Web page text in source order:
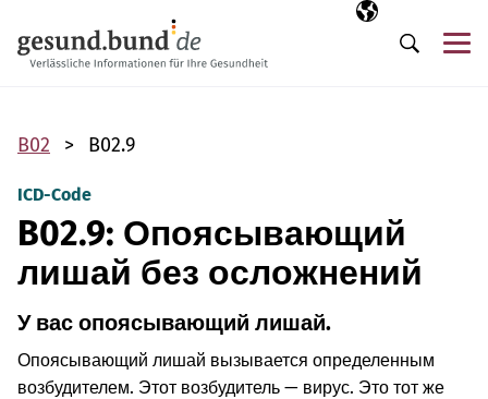
Выбранный
RU
Поиск
B02 B02.9
ICD-Code
B02.9: Опоясывающий
лишай без осложнений
У вас опоясывающий лишай.
Опоясывающий лишай вызывается определенным
возбудителем. Этот возбудитель — вирус. Это тот же